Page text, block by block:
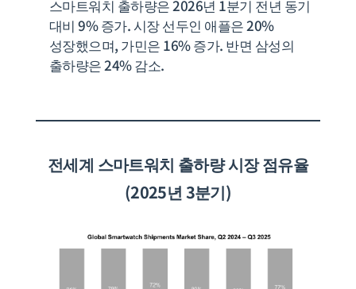
스마트워치 출하량은 2026년 1분기 전년 동기
대비 9% 증가. 시장 선두인 애플은 20%
성장했으며, 가민은 16% 증가. 반면 삼성의
출하량은 24% 감소.
전세계 스마트워치 출하량 시장 점유율
(2025년 3분기)